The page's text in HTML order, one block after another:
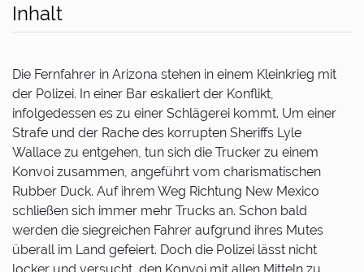
Inhalt
Die Fernfahrer in Arizona stehen in einem Kleinkrieg mit
der Polizei. In einer Bar eskaliert der Konflikt,
infolgedessen es zu einer Schlägerei kommt. Um einer
Strafe und der Rache des korrupten Sheriffs Lyle
Wallace zu entgehen, tun sich die Trucker zu einem
Konvoi zusammen, angeführt vom charismatischen
Rubber Duck. Auf ihrem Weg Richtung New Mexico
schließen sich immer mehr Trucks an. Schon bald
werden die siegreichen Fahrer aufgrund ihres Mutes
überall im Land gefeiert. Doch die Polizei lässt nicht